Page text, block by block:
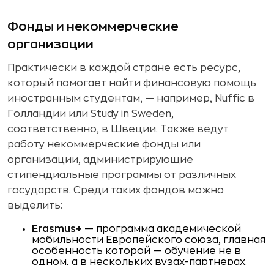
Фонды и некоммерческие
организации
Практически в каждой стране есть ресурс,
который помогает найти финансовую помощь
иностранным студентам, — например, Nuffic в
Голландии или Study in Sweden,
соответственно, в Швеции. Также ведут
работу некоммерческие фонды или
организации, администрирующие
стипендиальные программы от различных
государств. Среди таких фондов можно
выделить:
Erasmus+ — программа академической
мобильности Европейского союза, главная
особенность которой — обучение не в
одном, а в нескольких вузах-партнерах.